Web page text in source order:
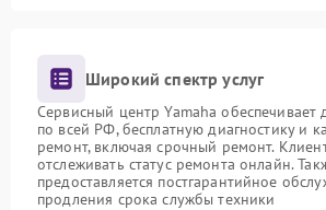
Широкий спектр услуг
Сервисный центр Yamaha обеспечивает
по всей РФ, бесплатную диагностику и
ремонт, включая срочный ремонт.
отслеживать статус ремонта онлайн.
предоставляется постгарантийное
продления срока службы техники